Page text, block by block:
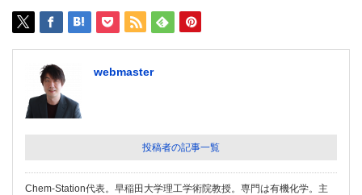
webmaster
投稿者の記事一覧
Chem-Station代表。早稲田大学理工学術院教授。専門は有機化学。主